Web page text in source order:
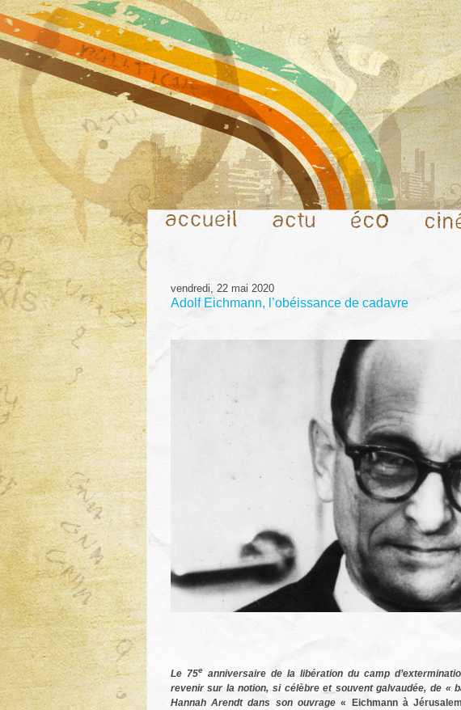
vendredi, 22 mai 2020
Adolf Eichmann, l’obéissance de cadavre
Le 75eanniversaire de la libération du camp
revenir sur la notion, si célèbre et souvent galvaudée, de «
Hannah Arendt dans son ouvrage« Eichmann à